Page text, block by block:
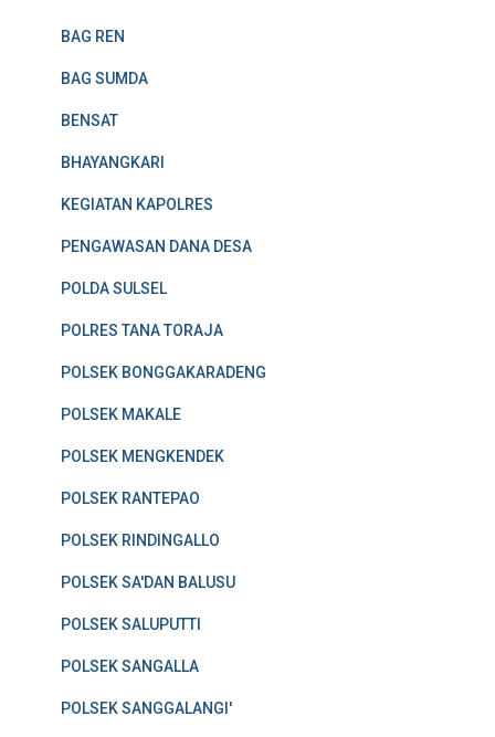
BAG REN
BAG SUMDA
BENSAT
BHAYANGKARI
KEGIATAN KAPOLRES
PENGAWASAN DANA DESA
POLDA SULSEL
POLRES TANA TORAJA
POLSEK BONGGAKARADENG
POLSEK MAKALE
POLSEK MENGKENDEK
POLSEK RANTEPAO
POLSEK RINDINGALLO
POLSEK SA'DAN BALUSU
POLSEK SALUPUTTI
POLSEK SANGALLA
POLSEK SANGGALANGI'